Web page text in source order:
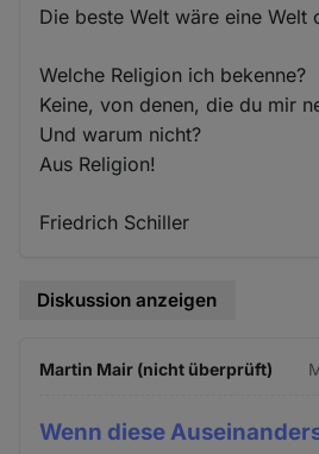
Die beste Welt wäre eine Welt
Welche Religion ich bekenne?
Keine, von denen, die du mir
Und warum nicht?
Aus Religion!
Friedrich Schiller
Diskussion anzeigen
Martin Mair (nicht überprüft)
Wenn diese